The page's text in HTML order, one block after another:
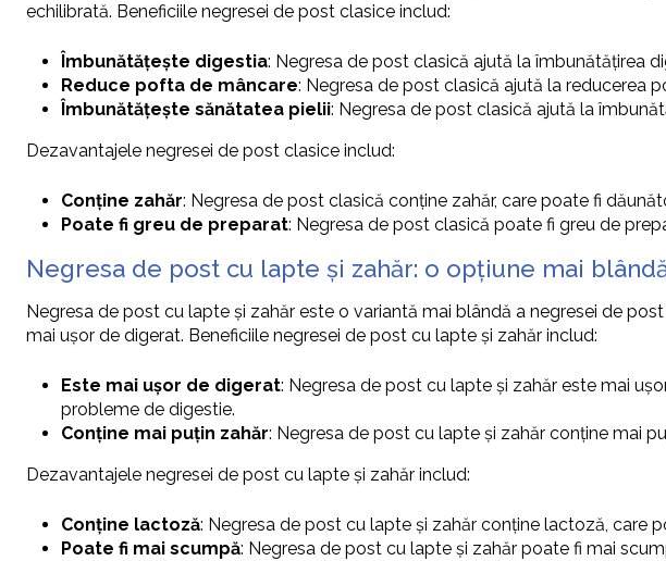
echilibrată. Beneficiile negresei de post clasice includ:
Îmbunătățește digestia: Negresa de post clasică ajută la îmbunătățirea
Reduce pofta de mâncare: Negresa de post clasică ajută la reducerea
Îmbunătățește sănătatea pielii: Negresa de post clasică ajută la
Dezavantajele negresei de post clasice includ:
Conține zahăr: Negresa de post clasică conține zahăr, care poate fi
Poate fi greu de preparat: Negresa de post clasică poate fi greu de
Negresa de post cu lapte și zahăr: o opțiune mai
Negresa de post cu lapte și zahăr este o variantă mai blândă a negresei de
mai ușor de digerat. Beneficiile negresei de post cu lapte și zahăr includ:
Este mai ușor de digerat: Negresa de post cu lapte și zahăr este mai
probleme de digestie.
Conține mai puțin zahăr: Negresa de post cu lapte și zahăr conține mai
Dezavantajele negresei de post cu lapte și zahăr includ:
Conține lactoză: Negresa de post cu lapte și zahăr conține lactoză, care
Poate fi mai scumpă: Negresa de post cu lapte și zahăr poate fi mai